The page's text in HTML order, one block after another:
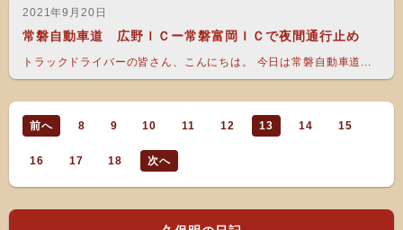
2021年9月20日
常磐自動車道 広野ＩＣー常磐富岡ＩＣで夜間通行止め
トラックドライバーの皆さん、こんにちは。 今日は常磐自動車道...
前へ 8 9 10 11 12 13 14 15
16 17 18 次へ